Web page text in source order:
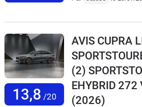
13,8 /20
AVIS CUPRA
(2)
EHYBRID 272
(2026)